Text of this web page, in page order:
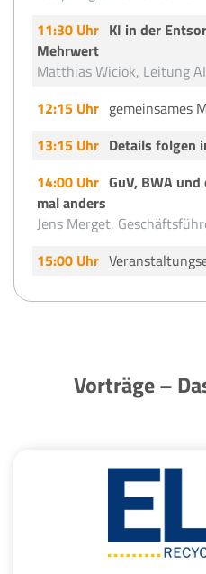
11:30 Uhr KI in der
Mehrwert
Matthias Wiciok, Leitung
12:15 Uhr gemeinsames
13:15 Uhr Details folgen
14:00 Uhr GuV, BWA
mal anders
Jens Merget,
15:00 Uhr
Vorträge –